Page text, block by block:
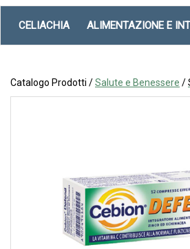
CELIACHIA ALIMENTAZIONE E
Catalogo Prodotti /Salute e Benessere /